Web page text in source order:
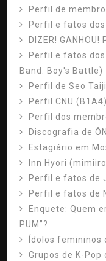
Perfil de
Perfil e fatos
DIZER!
Perfil e fatos dos
Band: Boy's Battle)
Perfil de Seo
Perfil CNU (B1A4)
Perfil dos
Discografia de
Estagiário em
Inn Hyori
Perfil e fatos de
Perfil e fatos de
Enquete: Quem
PUM”?
Ídolos femininos
Grupos de K-